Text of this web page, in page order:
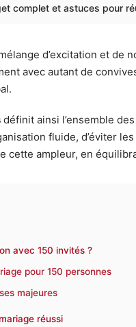
complet et astuces pour
d’excitation et de
avec autant de
définit ainsi l’ensemble
fluide, d’éviter
ampleur, en
avec 150 invités ?
pour 150 personnes
majeures
réussi